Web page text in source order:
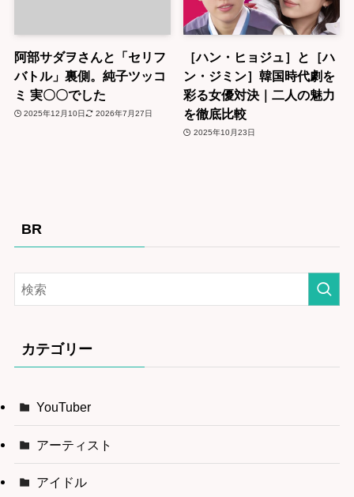
阿部サダヲさんと「セリフ
バトル」裏側。純子ツッコ
ミ 実〇〇でした
2025年12月10日 2026年7月27日
［ハン・ヒョジュ］と［ハ
ン・ジミン］韓国時代劇を
彩る女優対決｜二人の魅力
を徹底比較
2025年10月23日
BR
カテゴリー
YouTuber
アーティスト
アイドル